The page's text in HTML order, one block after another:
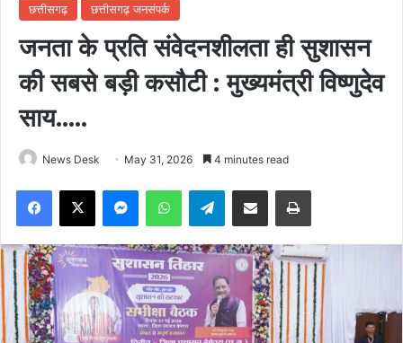
छत्तीसगढ़ छत्तीसगढ़ जनसंपर्क
जनता के प्रति संवेदनशीलता ही सुशासन
की सबसे बड़ी कसौटी : मुख्यमंत्री विष्णुदेव
साय…..
News Desk May 31, 2026 4 minutes read
Facebook
X MessengerWhatsAppTelegramShare via Email Print